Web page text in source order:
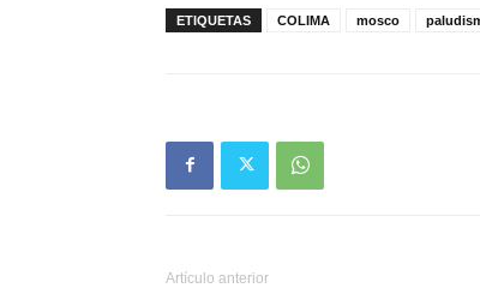
ETIQUETAS COLIMA mosco
Artículo anterior